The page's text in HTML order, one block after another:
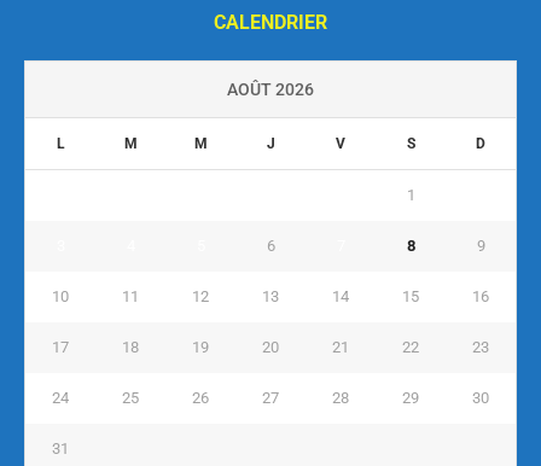
CALENDRIER
AOÛT 2026
L M M J V S D
1
6 8 9
10 11 12 13 14 15 16
17 18 19 20 21 22 23
24 25 26 27 28 29 30
31